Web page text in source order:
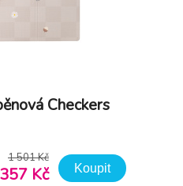
Checkers
1 501 Kč
Kč Koupit